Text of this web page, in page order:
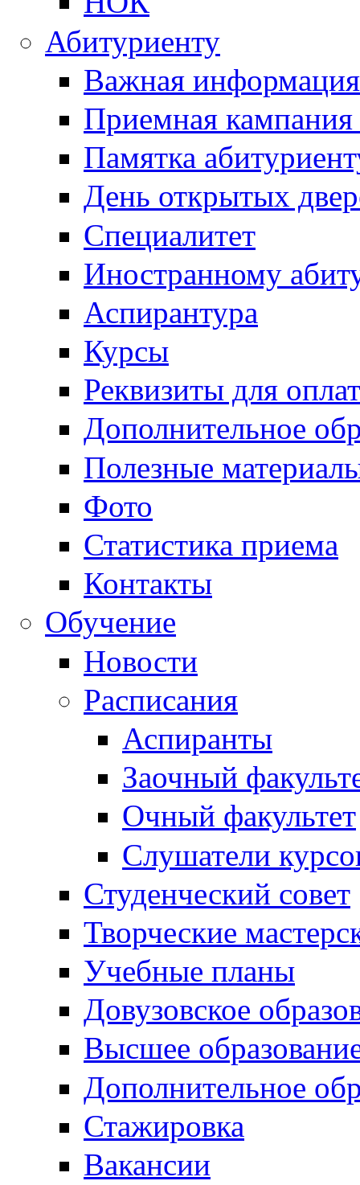
Абитуриенту
Важная информация
Приемная
Памятка
День открытых
Специалитет
Иностранному
Аспирантура
Курсы
Реквизиты для
Дополнительное
Полезные
Фото
Статистика приема
Контакты
Обучение
Новости
Расписания
Аспиранты
Заочный
Очный факультет
Слушатели
Студенческий совет
Творческие
Учебные планы
Довузовское
Высшее
Дополнительное
Стажировка
Вакансии